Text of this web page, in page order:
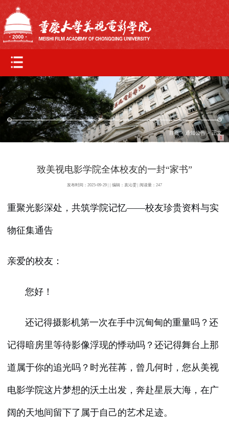
1
首页> 通知公告> 正文
致美视电影学院全体校友的一封“家书”
发布时间：2025-09-29 | | 编辑：袁沁雯 | 阅读量： 247
重聚光影深处，共筑学院记忆——校友珍贵资料与实
物征集通告
亲爱的校友：
您好！
还记得摄影机第一次在手中沉甸甸的重量吗？还
记得暗房里等待影像浮现的悸动吗？还记得舞台上那
道属于你的追光吗？时光荏苒，曾几何时，您从美视
电影学院这片梦想的沃土出发，奔赴星辰大海，在广
阔的天地间留下了属于自己的艺术足迹。